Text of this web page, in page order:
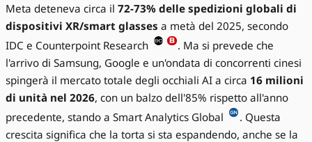
Meta deteneva circa il 72-73% delle spedizioni globali di
dispositivi XR/smart glasses a metà del 2025, secondo
IDC e Counterpoint Research
. Ma si prevede che
l'arrivo di Samsung, Google e un'ondata di concorrenti cinesi
spingerà il mercato totale degli occhiali AI a circa 16 milioni
di unità nel 2026, con un balzo dell'85% rispetto all'anno
precedente, stando a Smart Analytics Global
. Questa
crescita significa che la torta si sta espandendo, anche se la